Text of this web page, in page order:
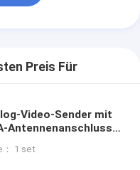
Preis Für
Video-Sender mit
Antennenanschluss
： 1 set